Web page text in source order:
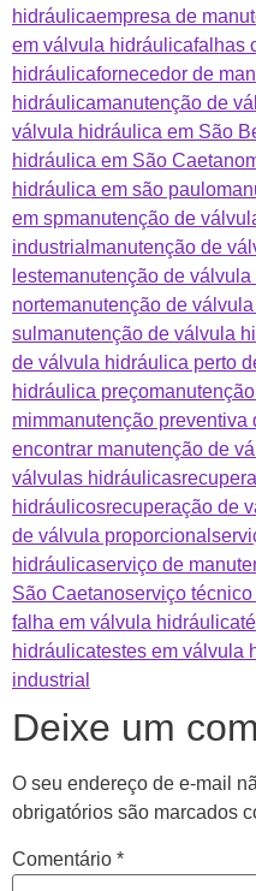
hidráulicaempresa de
em válvula hidráulicafalhas
hidráulicafornecedor de
hidráulicamanutenção de
válvula hidráulica em São
hidráulica em São Caetano
hidráulica em são paulo
em spmanutenção de
industrial manutenção de
lestemanutenção de
nortemanutenção de
sul manutenção de válvula
de válvula hidráulica perto
hidráulica preço
mimmanutenção
encontrar manutenção de
válvulas hidráulicas
hidráulicosrecuperação de
de válvula proporcional
hidráulicaserviço de
São Caetanoserviço
falha em válvula hidráulica
hidráulicatestes em válvula
industrial
Deixe um
O seu endereço de e-mail
obrigatórios são marcados
Comentário *